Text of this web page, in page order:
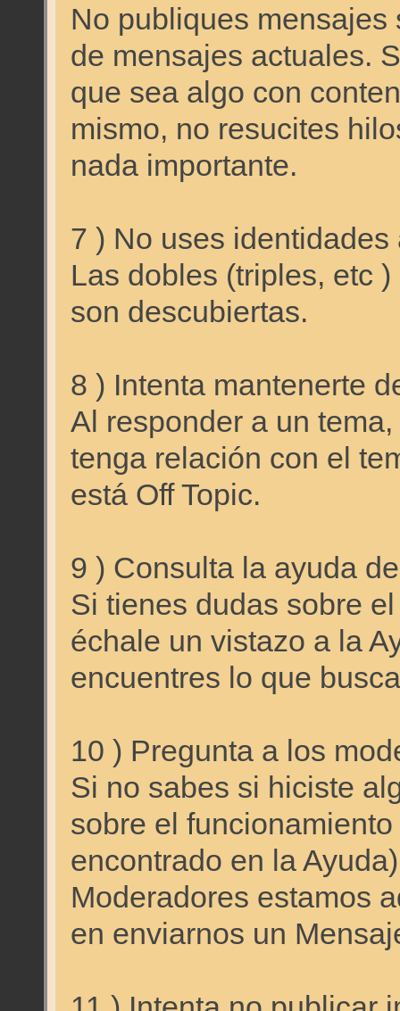
No publiques
de mensajes actuales.
que sea algo con
mismo, no resucites
nada importante.
7 ) No uses identidades
Las dobles (triples, etc
son descubiertas.
8 ) Intenta mantenerte
Al responder a un
tenga relación con el
está Off Topic.
9 ) Consulta la ayuda
Si tienes dudas sobre
échale un vistazo a la
encuentres lo que
10 ) Pregunta a los
Si no sabes si hiciste
sobre el
encontrado en la
Moderadores estamos
en enviarnos un